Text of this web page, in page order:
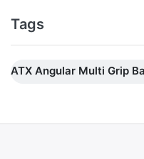
Tags
ATX Angular Multi Grip